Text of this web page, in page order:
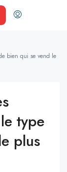
bien qui se vend le
type
plus